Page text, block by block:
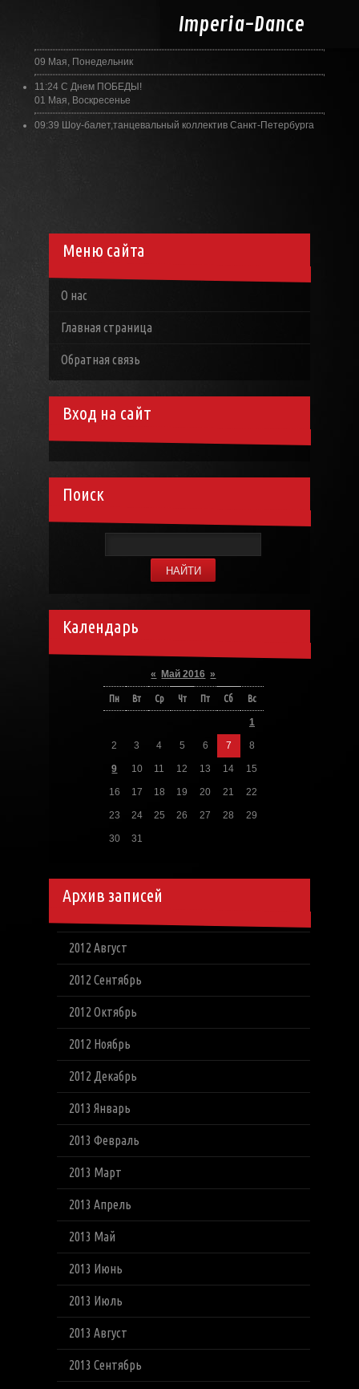
Imperia-Dance
09 Мая, Понедельник
11:24 С Днем ПОБЕДЫ!
01 Мая, Воскресенье
09:39 Шоу-балет,танцевальный коллектив Санкт-Петербурга
Меню сайта
О нас
Главная страница
Обратная связь
Вход на сайт
Поиск
Календарь
« Май 2016 »
Пн Вт Ср Чт Пт Сб Вс
1
2 3 4 5 6 7 8
9 10 11 12 13 14 15
16 17 18 19 20 21 22
23 24 25 26 27 28 29
30 31
Архив записей
2012 Август
2012 Сентябрь
2012 Октябрь
2012 Ноябрь
2012 Декабрь
2013 Январь
2013 Февраль
2013 Март
2013 Апрель
2013 Май
2013 Июнь
2013 Июль
2013 Август
2013 Сентябрь